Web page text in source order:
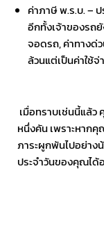
ค่าภาษี พ.ร.บ. –
อีกทั้งเจ้าของรถ
จอดรถ, ค่าทางด่ว
ล้วนแต่เป็นค่าใช้
เมื่อทราบเช่นนี้แล้
หนึ่งคัน เพราะหาก
ภาระผูกพันไปอย่าง
ประจำวันของคุณได้